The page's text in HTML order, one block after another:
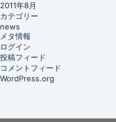
2011年8月
カテゴリー
news
メタ情報
ログイン
投稿フィード
コメントフィード
WordPress.org